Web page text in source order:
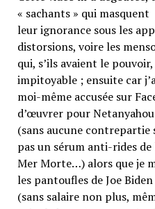
« sachants » qui masquent
leur ignorance sous les
distorsions, voire les
qui, s’ils avaient le
impitoyable ; ensuite car
moi-même accusée sur
d’œuvrer pour Netanyahou
(sans aucune contrepartie
pas un sérum anti-rides de
Mer Morte…) alors que je
les pantoufles de Joe Biden
(sans salaire non plus,